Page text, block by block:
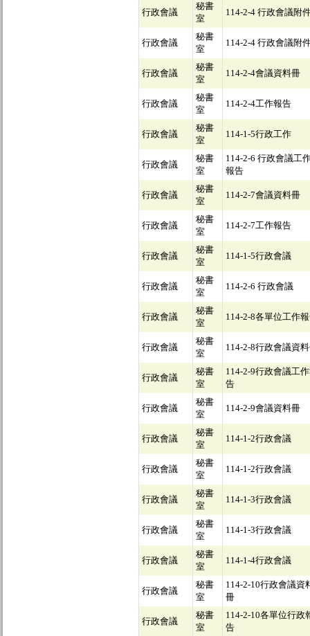
行政會議
秘書
室
114-2-4 行政會議附
行政會議
秘書
室
114-2-4 行政會議附
行政會議
秘書
室
114-2-4會議資料冊
行政會議
秘書
室
114-2-4工作報告
行政會議
秘書
室
114-1-5行政工作
行政會議
秘書
室
114-2-6 行政會議工
報告
行政會議
秘書
室
114-2-7會議資料冊
行政會議
秘書
室
114-2-7工作報告
行政會議
秘書
室
114-1-5行政會議
行政會議
秘書
室
114-2-6 行政會議
行政會議
秘書
室
114-2-8各單位工作
行政會議
秘書
室
114-2-8行政會議資
行政會議
秘書
室
114-2-9行政會議工
告
行政會議
秘書
室
114-2-9會議資料冊
行政會議
秘書
室
114-1-2行政會議
行政會議
秘書
室
114-1-2行政會議
行政會議
秘書
室
114-1-3行政會議
行政會議
秘書
室
114-1-3行政會議
行政會議
秘書
室
114-1-4行政會議
行政會議
秘書
室
114-2-10行政會議資
冊
行政會議
秘書
室
114-2-10各單位行政
告